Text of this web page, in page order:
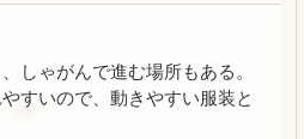
しゃがんで進む場所もある。
すいので、動きやすい服装と